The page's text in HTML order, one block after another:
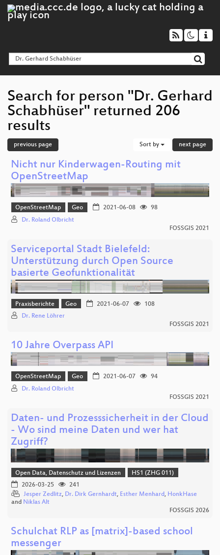
Search for person "Dr. Gerhard
Schabhüser" returned 206
results
previous page Sort by next page
Nicht nur Kinderwagen-Routing mit
OpenStreetMap
OpenStreetMap Geo 2021-06-08
98
Dr. Roland Olbricht
FOSSGIS 2021
Serviceportal Stadt Bielefeld:
Unterstützung durch Open Source
basierte Geofunktionalität
Praxisberichte Geo 2021-06-07
108
Dr. Rene Löhrer
FOSSGIS 2021
10 Jahre Overpass API
OpenStreetMap Geo 2021-06-07
94
Dr. Roland Olbricht
FOSSGIS 2021
Daten- und Prozesssicherheit in der Cloud
- Wo sind meine Daten und wer hat
Zugriff?
Open Data, Datenschutz und Lizenzen
HS1 (ZHG 011)
2026-03-25
241
Jesper Zedlitz, Dr. Dirk Gernhardt, Esther Menhard, HonkHase
and Niklas Alt
FOSSGIS 2026
Schulchat RLP as [matrix]-based school
messenger